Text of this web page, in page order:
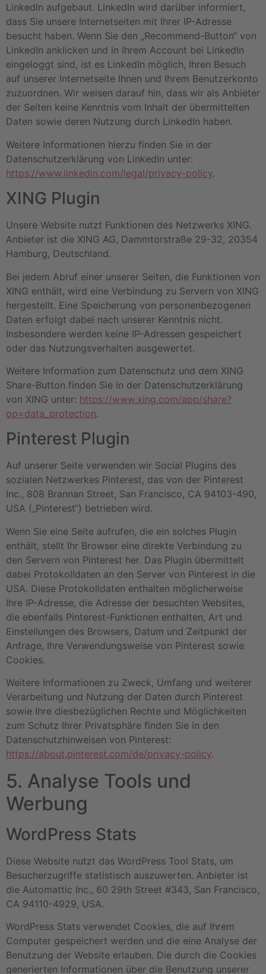
LinkedIn aufgebaut. LinkedIn wird darüber informiert,
dass Sie unsere Internetseiten mit Ihrer IP-Adresse
besucht haben. Wenn Sie den „Recommend-Button“ von
LinkedIn anklicken und in Ihrem Account bei LinkedIn
eingeloggt sind, ist es LinkedIn möglich, Ihren Besuch
auf unserer Internetseite Ihnen und Ihrem Benutzerkonto
zuzuordnen. Wir weisen darauf hin, dass wir als Anbieter
der Seiten keine Kenntnis vom Inhalt der übermittelten
Daten sowie deren Nutzung durch LinkedIn haben.
Weitere Informationen hierzu finden Sie in der
Datenschutzerklärung von LinkedIn unter:
https://www.linkedin.com/legal/privacy-policy.
XING Plugin
Unsere Website nutzt Funktionen des Netzwerks XING.
Anbieter ist die XING AG, Dammtorstraße 29-32, 20354
Hamburg, Deutschland.
Bei jedem Abruf einer unserer Seiten, die Funktionen von
XING enthält, wird eine Verbindung zu Servern von XING
hergestellt. Eine Speicherung von personenbezogenen
Daten erfolgt dabei nach unserer Kenntnis nicht.
Insbesondere werden keine IP-Adressen gespeichert
oder das Nutzungsverhalten ausgewertet.
Weitere Information zum Datenschutz und dem XING
Share-Button finden Sie in der Datenschutzerklärung
von XING unter: https://www.xing.com/app/share?
op=data_protection.
Pinterest Plugin
Auf unserer Seite verwenden wir Social Plugins des
sozialen Netzwerkes Pinterest, das von der Pinterest
Inc., 808 Brannan Street, San Francisco, CA 94103-490,
USA („Pinterest“) betrieben wird.
Wenn Sie eine Seite aufrufen, die ein solches Plugin
enthält, stellt Ihr Browser eine direkte Verbindung zu
den Servern von Pinterest her. Das Plugin übermittelt
dabei Protokolldaten an den Server von Pinterest in die
USA. Diese Protokolldaten enthalten möglicherweise
Ihre IP-Adresse, die Adresse der besuchten Websites,
die ebenfalls Pinterest-Funktionen enthalten, Art und
Einstellungen des Browsers, Datum und Zeitpunkt der
Anfrage, Ihre Verwendungsweise von Pinterest sowie
Cookies.
Weitere Informationen zu Zweck, Umfang und weiterer
Verarbeitung und Nutzung der Daten durch Pinterest
sowie Ihre diesbezüglichen Rechte und Möglichkeiten
zum Schutz Ihrer Privatsphäre finden Sie in den
Datenschutzhinweisen von Pinterest:
https://about.pinterest.com/de/privacy-policy.
5. Analyse Tools und
Werbung
WordPress Stats
Diese Website nutzt das WordPress Tool Stats, um
Besucherzugriffe statistisch auszuwerten. Anbieter ist
die Automattic Inc., 60 29th Street #343, San Francisco,
CA 94110-4929, USA.
WordPress Stats verwendet Cookies, die auf Ihrem
Computer gespeichert werden und die eine Analyse der
Benutzung der Website erlauben. Die durch die Cookies
generierten Informationen über die Benutzung unserer